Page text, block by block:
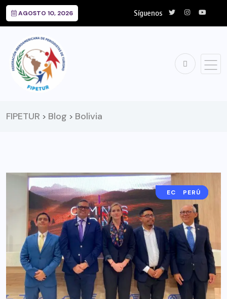
AGOSTO 10, 2026 Síguenos
FIPETUR > Blog > Bolivia
BOLIVIA
COLOMBIA
ECUADOR
PERÚ